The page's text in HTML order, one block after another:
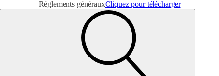
Réglements générauxCliquez pour télécharger